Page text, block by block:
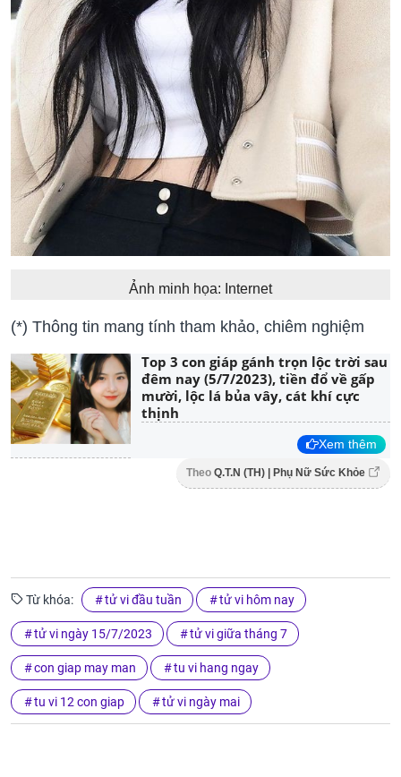
Ảnh minh họa: Internet
(*) Thông tin mang tính tham khảo, chiêm nghiệm
Top 3 con giáp gánh trọn lộc trời sau
đêm nay (5/7/2023), tiền đổ về gấp
mười, lộc lá bủa vây, cát khí cực
thịnh
Xem thêm
Theo Q.T.N (TH) | Phụ Nữ Sức Khỏe
Từ khóa: tử vi đầu tuần tử vi hôm nay
tử vi ngày 15/7/2023 tử vi giữa tháng 7
con giap may man tu vi hang ngay
tu vi 12 con giap tử vi ngày mai